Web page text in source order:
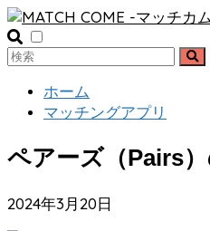
ホーム
マッチングアプリ
ペアーズ（Pairs
2024年3月20日